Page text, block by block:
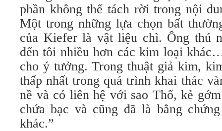
phần không thể tách rời trong nội
Một trong những lựa chọn bất
của Kiefer là vật liệu chì. Ông thú
đến tôi nhiều hơn các kim loại
cho ý tưởng. Trong thuật giả kim,
thấp nhất trong quá trình khai thác
nề và có liên hệ với sao Thổ, kẻ
chứa bạc và cũng đã là bằng
khác.”